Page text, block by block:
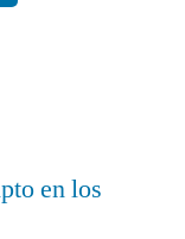
en los